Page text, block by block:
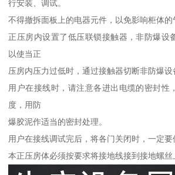
行安装、调试。
不得撤拆面板上的电器元件，以免影响柜体的
正压房内设置了低压联锁接触器，非防爆设
以使当正
压房内压力过低时，通过接触器切断非防爆设
用户在接线时，请注意各进出电缆的密封性
度，用防
爆胶泥作适当的密封处理。
用户在接线调试完后，将各门关闭时，一定要
本正压房体必须按要求将接地线接到接地螺丝